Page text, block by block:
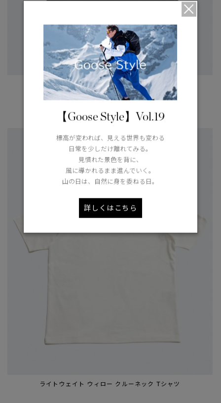
ライトウェイト セコイア クルーネック Tシャツ
ライトウェイト ウィロー クルーネック Tシャツ
【Goose Style】Vol.19
標高が変われば、見える世界も変わる
日常を少しだけ離れてみる。
見慣れた景色を背に、
風に導かれるまま進んでいく。
山の日は、自然に身を委ねる日。
詳しくはこちら